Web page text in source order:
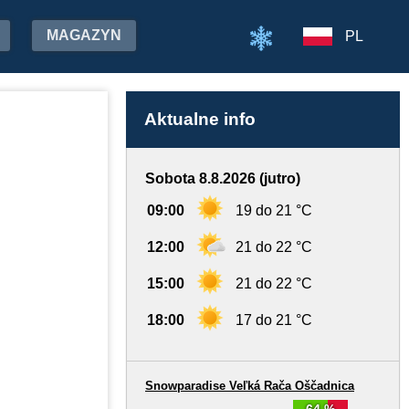
MAGAZYN PL
Aktualne info
Sobota 8.8.2026 (jutro)
09:00 19 do 21 °C
12:00 21 do 22 °C
15:00 21 do 22 °C
18:00 17 do 21 °C
Snowparadise Veľká Rača Oščadnica